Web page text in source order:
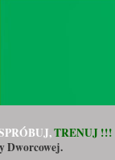
TRENUJ !!!
Dworcowej.